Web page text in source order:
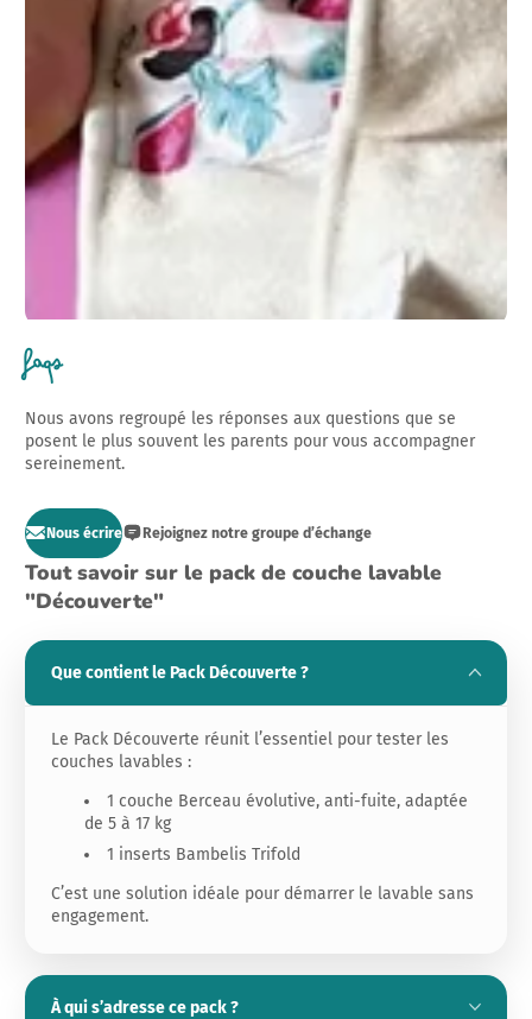
FAQs
Nous avons regroupé les réponses aux questions que se
posent le plus souvent les parents pour vous accompagner
sereinement.
Nous écrire Rejoignez notre groupe d’échange
Tout savoir sur le pack de couche lavable
"Découverte"
Que contient le Pack Découverte ?
Le Pack Découverte réunit l’essentiel pour tester les
couches lavables :
1 couche Berceau évolutive, anti-fuite, adaptée
de 5 à 17 kg
1 inserts Bambelis Trifold
C’est une solution idéale pour démarrer le lavable sans
engagement.
À qui s’adresse ce pack ?